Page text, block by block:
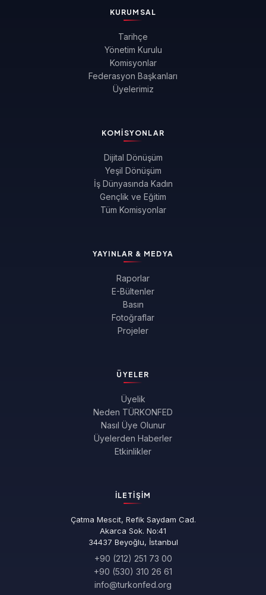
KURUMSAL
Tarihçe
Yönetim Kurulu
Komisyonlar
Federasyon Başkanları
Üyelerimiz
KOMISYONLAR
Dijital Dönüşüm
Yeşil Dönüşüm
İş Dünyasında Kadın
Gençlik ve Eğitim
Tüm Komisyonlar
YAYINLAR & MEDYA
Raporlar
E-Bültenler
Basın
Fotoğraflar
Projeler
ÜYELER
Üyelik
Neden TÜRKONFED
Nasıl Üye Olunur
Üyelerden Haberler
Etkinlikler
İLETIŞIM
Çatma Mescit, Refik Saydam Cad.
Akarca Sok. No:41
34437 Beyoğlu, İstanbul
+90 (212) 251 73 00
+90 (530) 310 26 61
info@turkonfed.org